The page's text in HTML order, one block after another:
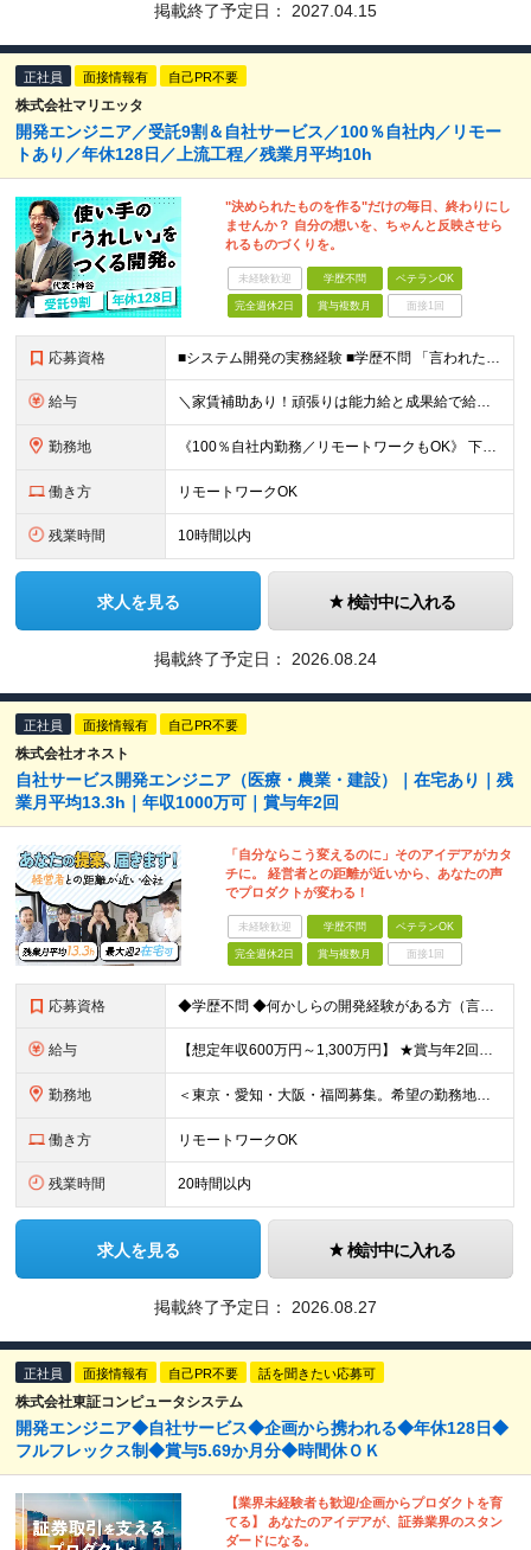
掲載終了予定日： 2027.04.15
正社員 面接情報有 自己PR不要
株式会社マリエッタ
開発エンジニア／受託9割＆自社サービス／100％自社内／リモー
トあり／年休128日／上流工程／残業月平均10h
"決められたものを作る"だけの毎日、終わりにし
ませんか？ 自分の想いを、ちゃんと反映させら
れるものづくりを。
未経験歓迎 学歴不問 ベテランOK
完全週休2日 賞与複数月 面接1回
応募資格 ■システム開発の実務経験 ■学歴不問 「言われたモノを作るだけの毎日はつまらない」 「一部の機能だけでなく、全体を見渡して開発したい」 そんな思いを抱えるエンジニアに、当社の環境はピッタリです！
給与 ＼家賃補助あり！頑張りは能力給と成果給で給与に還元！／ ★賞与3か月分&資格手当も充実 ★社宅制度あり（当社契約の賃貸住宅の場合は家賃を50％負担／最大5万円） ※社宅制度をご利用される場合は、礼金
勤務地 《100％自社内勤務／リモートワークもOK》 下記いずれかでの勤務となりますのでお選びください（ご希望に沿わない配属はありません） ■東京本社／東京都台東区浅草橋5-5-5 キムラビル4F ■広島オ
働き方 リモートワークOK
残業時間 10時間以内
求人を見る 検討中に入れる
掲載終了予定日： 2026.08.24
正社員 面接情報有 自己PR不要
株式会社オネスト
自社サービス開発エンジニア（医療・農業・建設）｜在宅あり｜残
業月平均13.3h｜年収1000万可｜賞与年2回
「自分ならこう変えるのに」そのアイデアがカタ
チに。 経営者との距離が近いから、あなたの声
でプロダクトが変わる！
未経験歓迎 学歴不問 ベテランOK
完全週休2日 賞与複数月 面接1回
応募資格 ◆学歴不問 ◆何かしらの開発経験がある方（言語不問） ◆マネジメント経験がある方（規模不問） ＜以下のような方を歓迎します＞ ◎これまでの経験を活かし管理職を目指したい方 ◎新しいサービスの企画から
給与 【想定年収600万円～1,300万円】 ★賞与年2回＋勤務地手当＋残業手当（年平均残業時間にて算出）を含む ※基本給＋勤務地手当＋役職手当 ※勤務地手当：結婚の有無に関係なく、物価などの違いを考慮して
勤務地 ＜東京・愛知・大阪・福岡募集。希望の勤務地で働けます＞ 希望通りの配属＆転勤も基本なし！ 「プロジェクト人員の枠を広げたい」などといった、 会社からの強制的な異動・出向依頼はありません。 ■東京オフ
働き方 リモートワークOK
残業時間 20時間以内
求人を見る 検討中に入れる
掲載終了予定日： 2026.08.27
正社員 面接情報有 自己PR不要 話を聞きたい応募可
株式会社東証コンピュータシステム
開発エンジニア◆自社サービス◆企画から携われる◆年休128日◆
フルフレックス制◆賞与5.69か月分◆時間休ＯＫ
【業界未経験者も歓迎/企画からプロダクトを育
てる】 あなたのアイデアが、証券業界のスタン
ダードになる。